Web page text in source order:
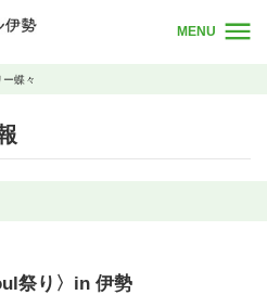
MENU
ー蝶々
祭り〉in 伊勢